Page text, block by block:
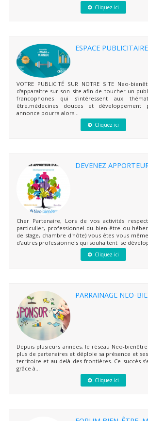
Cliquez ici
ESPACE PUBLICITAIRE
VOTRE PUBLICITÉ SUR NOTRE SITE Neo-
d'apparaître sur son site afin de toucher un
francophones qui s'intéressent aux
être,médecines douces et développement
annonce pourra alors...
Cliquez ici
DEVENEZ
Cher Partenaire, Lors de vos activités
particulier, professionnel du bien-être ou
de stage, chambre d'hôte) vous êtes vous
d'autres professionnels qui souhaitent se
Cliquez ici
PARRAINAGE NEO-
Depuis plusieurs années, le réseau Neo-
plus de partenaires et déploie sa présence et
territoire et au delà des frontières. Ce succès
grâce à...
Cliquez ici